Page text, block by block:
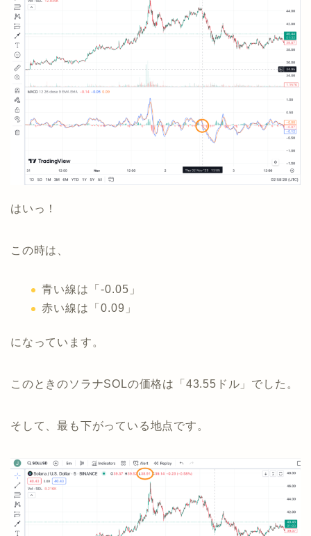
はいっ！
この時は、
青い線は「-0.05」
赤い線は「0.09」
になっています。
このときのソラナSOLの価格は「43.55ドル」でした。
そして、最も下がっている地点です。